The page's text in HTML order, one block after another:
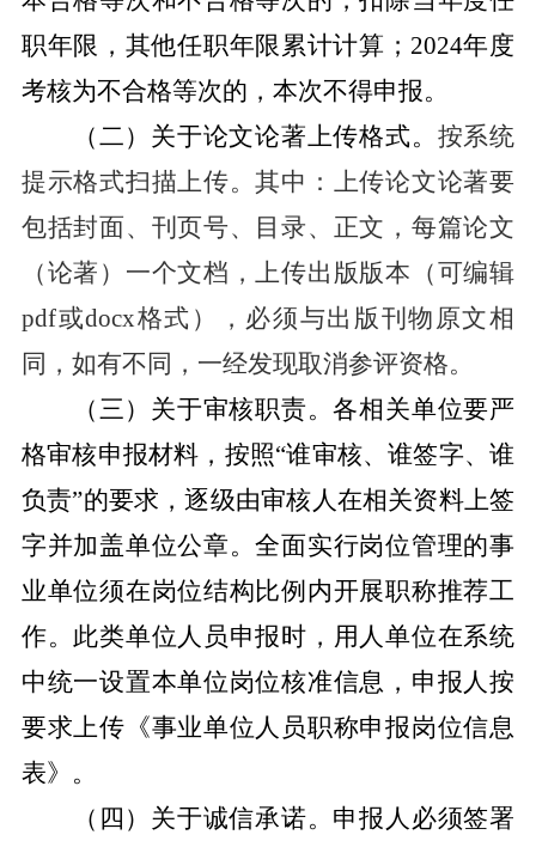
职年限，其他任职年限累计计算； 2024年度
考核为不合格等次的，本次不得申报。
（二）关于论文论著上传格式。 按系统
提示格式扫描上传。其中：上传论文论著要
包括封面、刊页号、目录、正文，每篇论文
（论著）一个文档，上传出版版本（可编辑
pdf或docx格式 ），必须与出版刊物原文相
同，如有不同，一经发现取消参评资格。
（三）关于审核职责。各相关单位要严
格审核申报材料，按照“谁审核、谁签字、谁
负责”的要求，逐级由审核人在相关资料上签
字并加盖单位公章。全面实行岗位管理的事
业单位须在岗位结构比例内开展职称推荐工
作。此类单位人员申报时，用人单位在系统
中统一设置本单位岗位核准信息，申报人按
要求上传《事业单位人员职称申报岗位信息
表》。
（四）关于诚信承诺。 申报人必须签署